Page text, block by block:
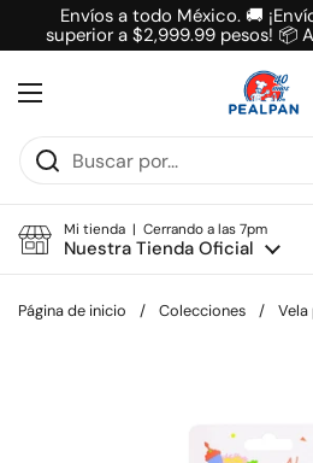
Ir al contenido
Envíos a todo México. 🚚
superior a $2,999.99 pesos! 📦
Abrir menú
Mi tienda | Cerrando a las 7pm
Nuestra Tienda Oficial
Página de inicio / Colecciones / Vela